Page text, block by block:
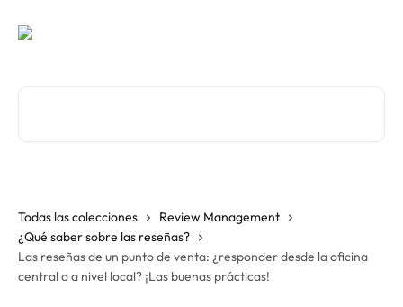
Todas las colecciones
Review Management
¿Qué saber sobre las reseñas?
Las reseñas de un punto de venta: ¿responder desde la oficina
central o a nivel local? ¡Las buenas prácticas!